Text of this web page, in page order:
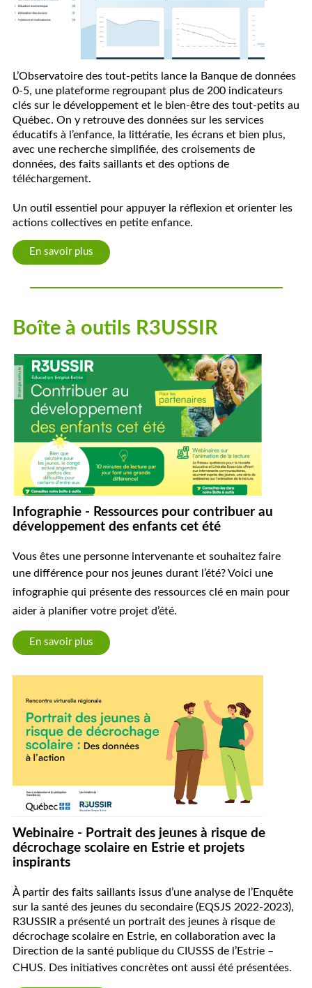
L’Observatoire des tout-petits lance la Banque de données
0-5, une plateforme regroupant plus de 200 indicateurs
clés sur le développement et le bien-être des tout-petits au
Québec. On y retrouve des données sur les services
éducatifs à l’enfance, la littératie, les écrans et bien plus,
avec une recherche simplifiée, des croisements de
données, des faits saillants et des options de
téléchargement.
Un outil essentiel pour appuyer la réflexion et orienter les
actions collectives en petite enfance.
En savoir plus
Boîte à outils R3USSIR
Infographie - Ressources pour contribuer au
développement des enfants cet été
Vous êtes une personne intervenante et souhaitez faire
une différence pour nos jeunes durant l’été?Voici une
infographie qui présente des ressources clé en main pour
aider à planifier votre projet d’été.
En savoir plus
Webinaire - Portrait des jeunes à risque de
décrochage scolaire en Estrie et projets
inspirants
À partir des faits saillants issus d’une analyse de l’Enquête
sur la santé des jeunes du secondaire (EQSJS 2022-2023),
R3USSIR a présenté un portrait des jeunes à risque de
décrochage scolaire en Estrie, en collaboration avec la
Direction de la santé publique du CIUSSS de l’Estrie –
CHUS. Des initiatives concrètes ont aussi été présentées.